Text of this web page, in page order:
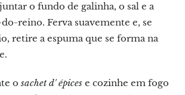
o fundo de galinha, o sal e a
reino. Ferva suavemente e, se
retire a espuma que se forma na
osachet d' épices e cozinhe em fogo